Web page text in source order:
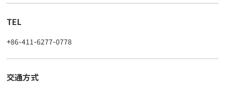
TEL
+86-411-6277-0778
交通方式